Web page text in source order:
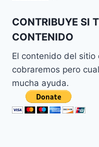
CONTRIBUYE SI
CONTENIDO
El contenido del
cobraremos pero
mucha ayuda.